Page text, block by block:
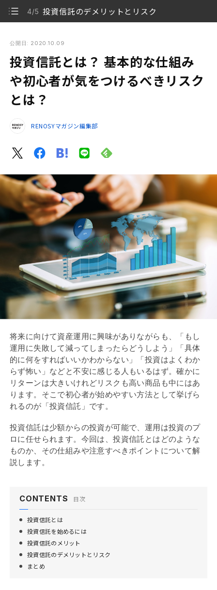
4/5 投資信託のデメリットとリスク
クとは？
1/5 投資信託とは
2/5 投資信託を始めるには
4/5 投資信託のデメリットとリスク
5/5 まとめ
公開日: 2020.10.09
投資信託とは？ 基本的な仕組み
や初心者が気をつけるべきリスク
とは？
RENOSYマガジン編集部
将来に向けて資産運用に興味がありながらも、「もし
運用に失敗して減ってしまったらどうしよう」「具体
的に何をすればいいかわからない」「投資はよくわか
らず怖い」などと不安に感じる人もいるはず。確かに
リターンは大きいけれどリスクも高い商品も中にはあ
ります。そこで初心者が始めやすい方法として挙げら
れるのが「投資信託」です。
投資信託は少額からの投資が可能で、運用は投資のプ
ロに任せられます。今回は、投資信託とはどのような
ものか、その仕組みや注意すべきポイントについて解
説します。
CONTENTS 目次
投資信託とは
投資信託を始めるには
投資信託のメリット
投資信託のデメリットとリスク
まとめ